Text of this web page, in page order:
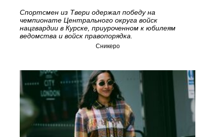
Спортсмен из Твери одержал победу на
чемпионате Центрального округа войск
нацгвардии в Курске, приуроченном к юбилеям
ведомства и войск правопорядка.
Сникеро